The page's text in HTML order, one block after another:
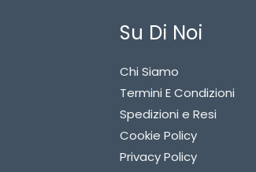
Su Di Noi
Chi Siamo
Termini E Condizioni
Spedizioni e Resi
Cookie Policy
Privacy Policy